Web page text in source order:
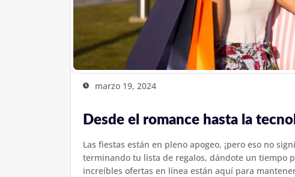
marzo 19, 2024
Desde el romance hasta la
Las fiestas están en pleno apogeo, ¡pero eso no
terminando tu lista de regalos, dándote un tiempo
increíbles ofertas en línea están aquí para